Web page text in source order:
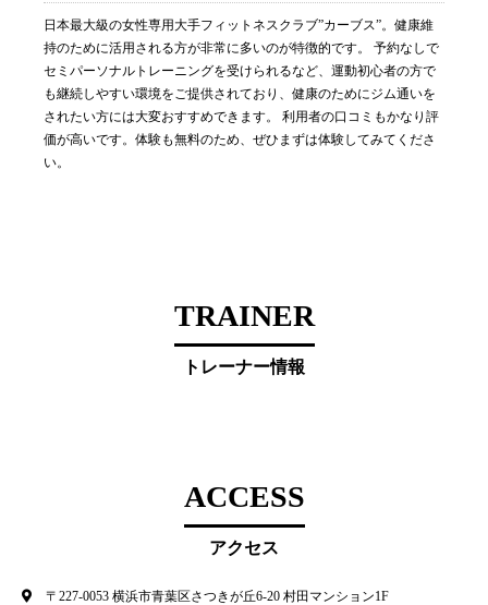
日本最大級の女性専用大手フィットネスクラブ”カーブス”。健康維
持のために活用される方が非常に多いのが特徴的です。 予約なしで
セミパーソナルトレーニングを受けられるなど、運動初心者の方で
も継続しやすい環境をご提供されており、健康のためにジム通いを
されたい方には大変おすすめできます。 利用者の口コミもかなり評
価が高いです。体験も無料のため、ぜひまずは体験してみてくださ
い。
TRAINER
トレーナー情報
ACCESS
アクセス
〒227-0053 横浜市青葉区さつきが丘6-20 村田マンション1F